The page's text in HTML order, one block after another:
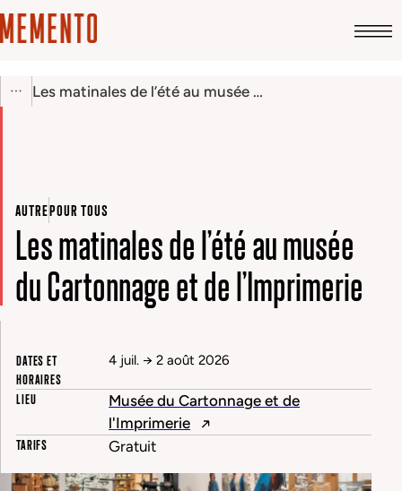
Les matinales de l’été au musée du Cartonnage et de l’Imprimerie
AUTREPOUR TOUS
Les matinales de l’été au musée
du Cartonnage et de l’Imprimerie
DATES ET
HORAIRES
4 juil. →2 août 2026
LIEU
Musée du Cartonnage et de
l'Imprimerie
TARIFS Gratuit